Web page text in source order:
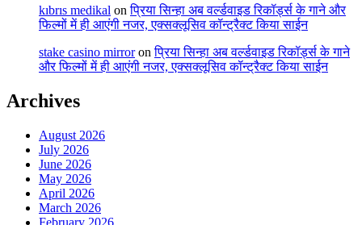
kıbrıs medikal onप्रिया सिन्हा अब वर्ल्डवाइड रिकॉर्ड्स के गाने और
फिल्मों में ही आएंगी नजर, एक्सक्लूसिव कॉन्ट्रैक्ट किया साईन
stake casino mirroronप्रिया सिन्हा अब वर्ल्डवाइड रिकॉर्ड्स के गाने
और फिल्मों में ही आएंगी नजर, एक्सक्लूसिव कॉन्ट्रैक्ट किया साईन
Archives
August 2026
July 2026
June 2026
May 2026
April 2026
March 2026
February 2026